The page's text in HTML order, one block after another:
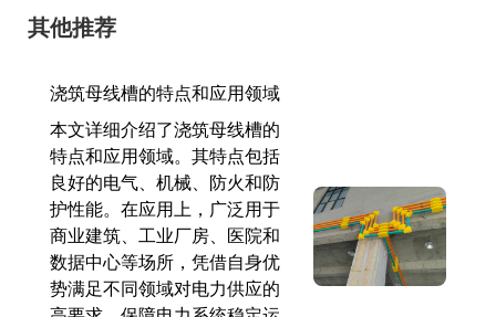
其他推荐
浇筑母线槽的特点和应用领域
本文详细介绍了浇筑母线槽的
特点和应用领域。其特点包括
良好的电气、机械、防火和防
护性能。在应用上，广泛用于
商业建筑、工业厂房、医院和
数据中心等场所，凭借自身优
势满足不同领域对电力供应的